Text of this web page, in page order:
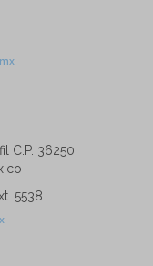
C.P. 36250
5538